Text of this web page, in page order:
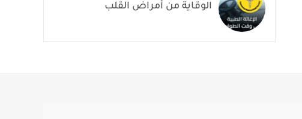
الوقاية من أمراض القلب